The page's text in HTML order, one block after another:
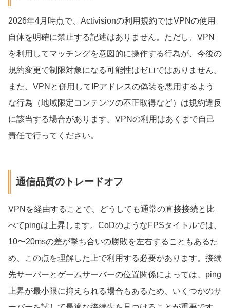
2026年4月時点で、Activisionの利用規約ではVPNの使用
自体を明確に禁止する記述はありません。ただし、VPN
を利用してマッチングを意図的に操作する行為が、今後の
規約変更で制限対象になる可能性はゼロではありません。
また、VPNと併用してIPアドレスの偽装を悪用するよう
な行為（地域限定コンテンツの不正取得など）は規約違反
に該当する場合があります。VPNの利用はあくまで自己
責任で行ってください。
通信品質のトレードオフ
VPNを経由することで、どうしても通常の直接接続と比
べてpingは上昇します。CoDのようなFPSタイトルでは、
10〜20msの差が撃ち合いの勝敗を左右することもあるた
め、この点を理解した上で利用する必要があります。接続
先サーバーとゲームサーバーの位置関係によっては、ping
上昇が最小限に抑えられる場合もあるため、いくつかのサ